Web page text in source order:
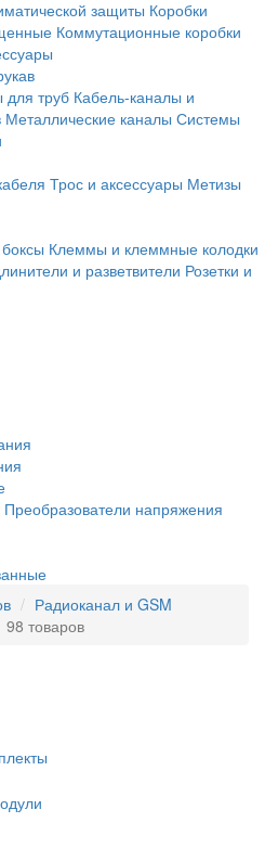
защиты Коробки
Коммутационные коробки
для труб Кабель-каналы и
Металлические каналы Системы
Трос и аксессуары Метизы
Клеммы и клеммные колодки
и разветвители Розетки и
Преобразователи напряжения
Радиоканал и GSM
98 товаров